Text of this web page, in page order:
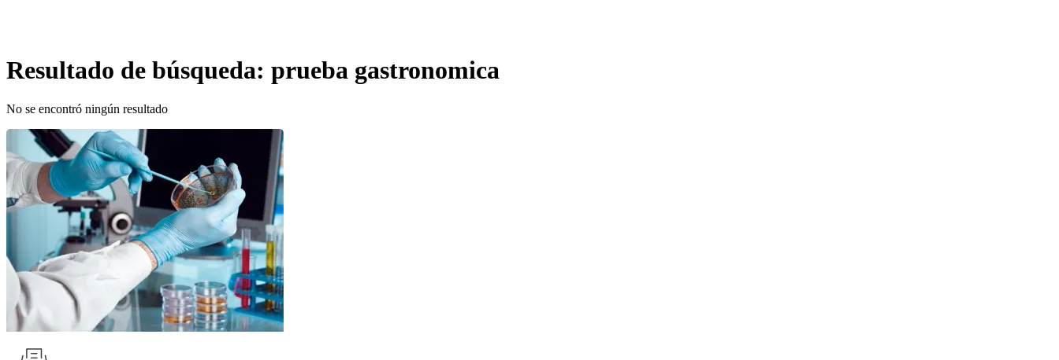
Resultado de búsqueda: prueba gastronomica
No se encontró ningún resultado